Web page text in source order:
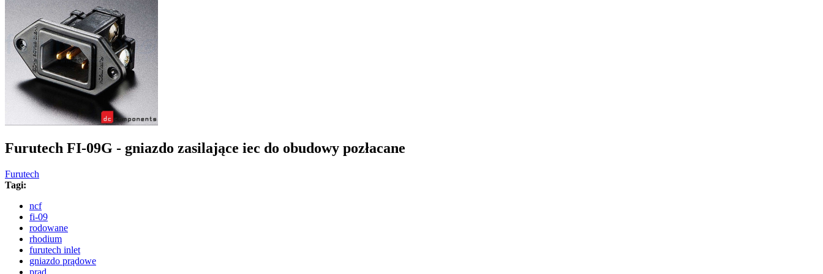
Furutech FI-09G - gniazdo zasilające iec do obudowy pozłacane
Furutech
Tagi:
ncf
fi-09
rodowane
rhodium
furutech inlet
gniazdo prądowe
prąd